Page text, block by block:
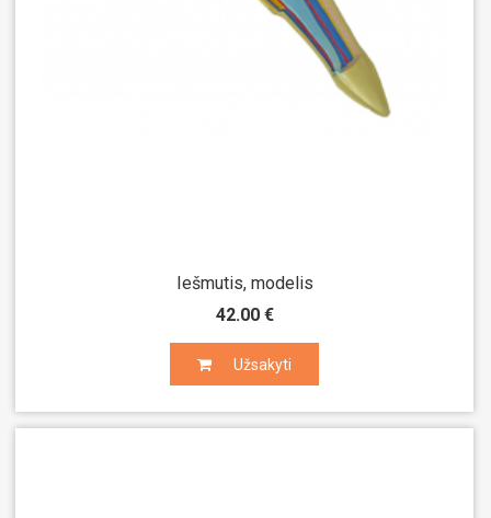
Iešmutis, modelis
42.00 €
Užsakyti
Užsakyti